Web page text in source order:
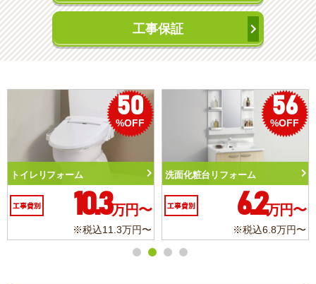
工事保証
50
%OFF
トイレリフォーム
工事費別 10.3万円〜
※税込11.3万円〜
56
%OFF
洗面化粧台リフォーム
工事費別 6.2万円〜
※税込6.8万円〜